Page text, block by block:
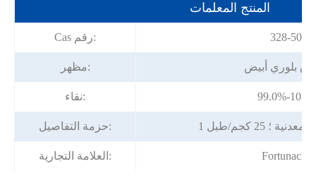
المنتج المعلمات
Cas رقم: 328-50-7
مظهر: بلوري أبيض
نقاء: 99.0%-
حزمة التفاصيل: ؛ 25 كجم/طبل
العلامة التجارية: